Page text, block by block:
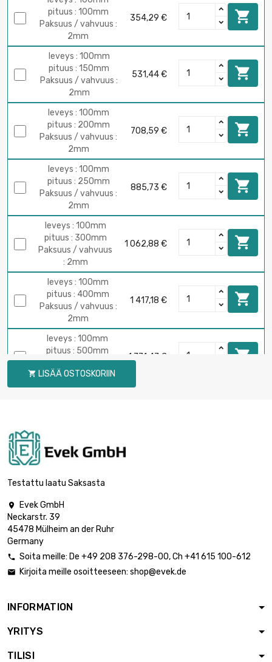
pituus : 100mm
Paksuus / vahvuus :
2mm
354,29 € 
leveys : 100mm
pituus : 150mm
Paksuus / vahvuus :
2mm
531,44 € 
leveys : 100mm
pituus : 200mm
Paksuus / vahvuus :
2mm
708,59 € 
leveys : 100mm
pituus : 250mm
Paksuus / vahvuus :
2mm
885,73 € 
leveys : 100mm
pituus : 300mm
Paksuus / vahvuus
: 2mm
1 062,88 € 
leveys : 100mm
pituus : 400mm
Paksuus / vahvuus :
2mm
1 417,18 € 
leveys : 100mm
pituus : 500mm
Paksuus / vahvuus :
2mm
1 771,47 € 
leveys : 100mm
vahvuus : 2mm
leveys : 100mm
pituus : 750mm
Paksuus /
leveys : 150mm
2mm
 LISÄÄ OSTOSKORIIN
Testattu laatu Saksasta

Evek GmbH
Neckarstr. 39
45478 Mülheim an der Ruhr
Germany
 Soita meille: De +49 208 376-298-00, Ch +41 615 100-612
 Kirjoita meille osoitteeseen: shop@evek.de
INFORMATION
YRITYS
TILISI